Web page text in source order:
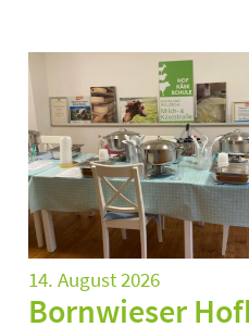
14. August 2026
Bornwieser